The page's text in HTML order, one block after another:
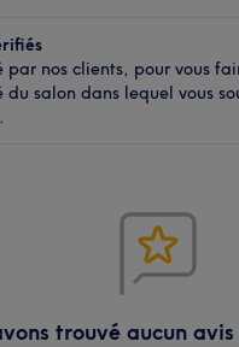
par nos clients, pour vous
salon dans lequel vous
trouvé aucun